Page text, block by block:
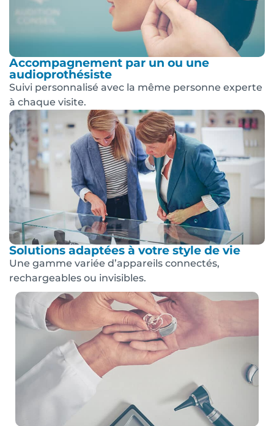
Accompagnement par un ou une
audioprothésiste
Suivi personnalisé avec la même personne experte
à chaque visite.
Solutions adaptées à votre style de vie
Une gamme variée d’appareils connectés,
rechargeables ou invisibles.